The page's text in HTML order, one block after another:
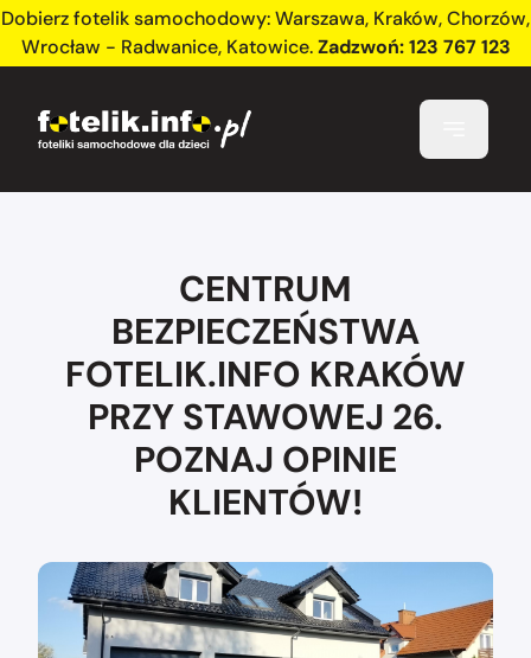
Dobierz fotelik samochodowy:Warszawa, Kraków,Chorzów,
Wrocław - Radwanice, Katowice.Zadzwoń:123 767 123
CENTRUM
BEZPIECZEŃSTWA
FOTELIK.INFO KRAKÓW
PRZY STAWOWEJ 26.
POZNAJ OPINIE
KLIENTÓW!